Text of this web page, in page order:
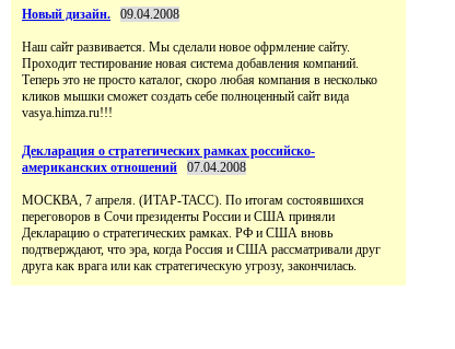
Новый дизайн. 09.04.2008
Наш сайт развивается. Мы сделали новое офрмление сайту.
Проходит тестирование новая система добавления компаний.
Теперь это не просто каталог, скоро любая компания в несколько
кликов мышки сможет создать себе полноценный сайт вида
vasya.himza.ru!!!
Декларация о стратегических рамках российско-
американских отношений
07.04.2008
МОСКВА, 7 апреля. (ИТАР-ТАСС). По итогам состоявшихся
переговоров в Сочи президенты России и США приняли
Декларацию о стратегических рамках. РФ и США вновь
подтверждают, что эра, когда Россия и США рассматривали друг
друга как врага или как стратегическую угрозу, закончилась.